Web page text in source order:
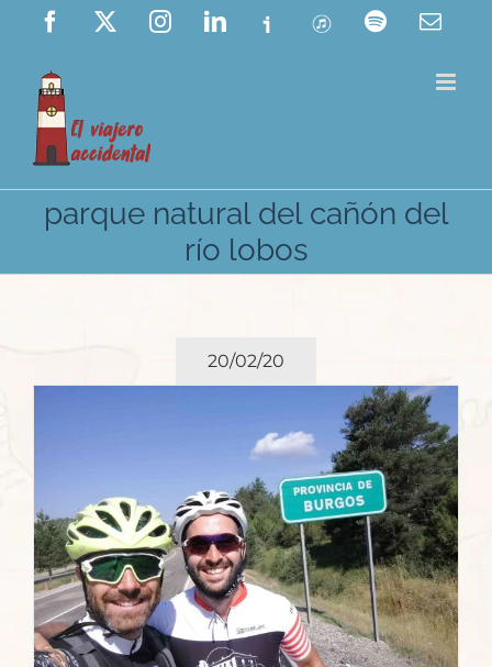
Saltar
contenido
Facebook InstagramLinkedIn
Ivoox ITunes Spotify
parque natural del cañón del
río lobos
20/02/20